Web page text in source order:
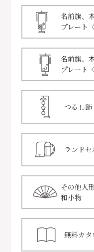
名前旗、木
プレート
名前旗、木
プレート
つるし飾
ランドセ
その他人
和小物
無料カタ